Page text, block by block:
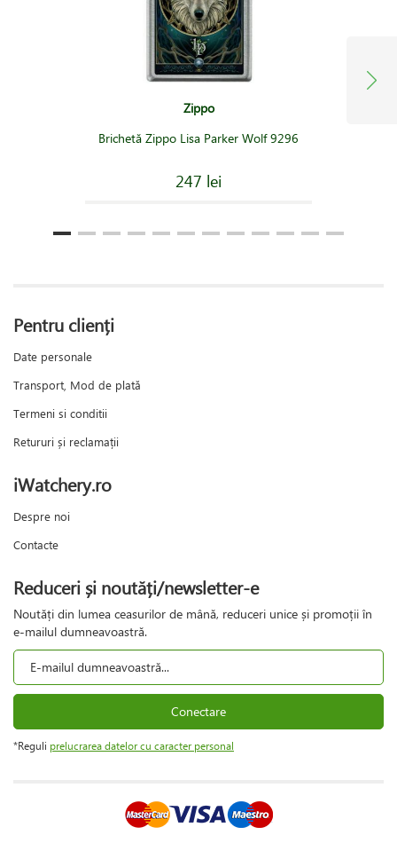
Zippo
Brichetă Zippo Lisa Parker Wolf 9296
247 lei
Pentru clienți
Date personale
Transport, Mod de plată
Termeni si conditii
Retururi și reclamații
iWatchery.ro
Despre noi
Contacte
Reduceri și noutăți/newsletter-e
Noutăți din lumea ceasurilor de mână, reduceri unice și promoții în
e-mailul dumneavoastră.
Conectare
*Reguli prelucrarea datelor cu caracter personal